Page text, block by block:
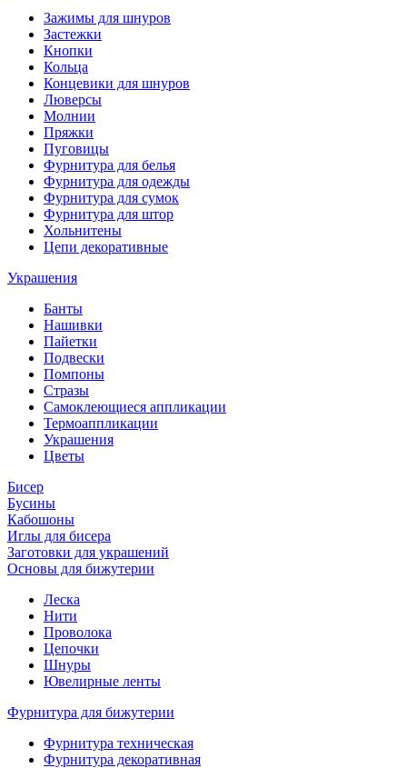
Зажимы для шнуров
Застежки
Кнопки
Кольца
Концевики для шнуров
Люверсы
Молнии
Пряжки
Пуговицы
Фурнитура для белья
Фурнитура для одежды
Фурнитура для сумок
Фурнитура для штор
Хольнитены
Цепи декоративные
Украшения
Банты
Нашивки
Пайетки
Подвески
Помпоны
Стразы
Самоклеющиеся аппликации
Термоаппликации
Украшения
Цветы
Бисер
Бусины
Кабошоны
Иглы для бисера
Заготовки для украшений
Основы для бижутерии
Леска
Нити
Проволока
Цепочки
Шнуры
Ювелирные ленты
Фурнитура для бижутерии
Фурнитура техническая
Фурнитура декоративная